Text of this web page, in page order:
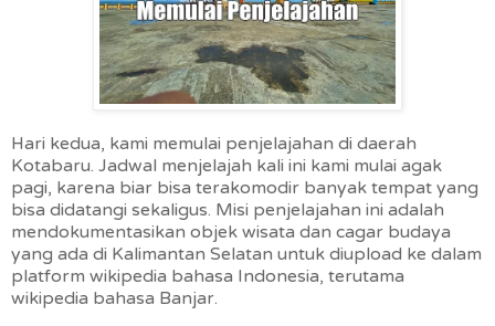
Hari kedua, kami memulai penjelajahan di daerah
Kotabaru. Jadwal menjelajah kali ini kami mulai agak
pagi, karena biar bisa terakomodir banyak tempat yang
bisa didatangi sekaligus. Misi penjelajahan ini adalah
mendokumentasikan objek wisata dan cagar budaya
yang ada di Kalimantan Selatan untuk diupload ke dalam
platform wikipedia bahasa Indonesia, terutama
wikipedia bahasa Banjar.